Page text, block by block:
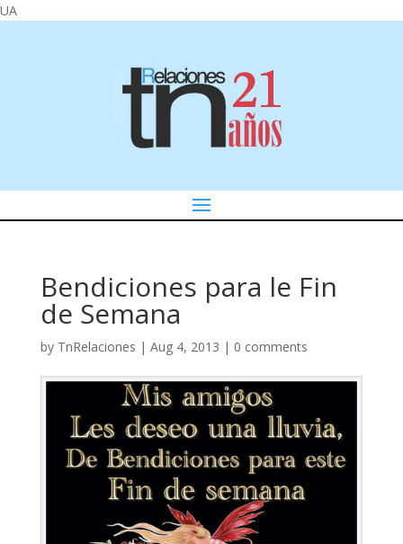
UA
Bendiciones para le Fin
de Semana
by TnRelaciones | Aug 4, 2013 | 0 comments